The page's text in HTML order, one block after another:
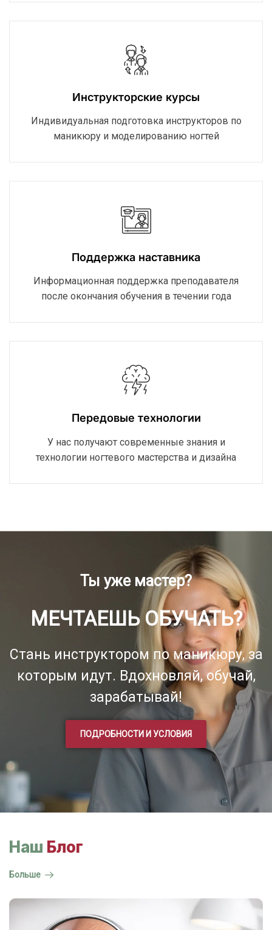
Инструкторские курсы
Индивидуальная подготовка инструкторов по
маникюру и моделированию ногтей
Поддержка наставника
Информационная поддержка преподавателя
после окончания обучения в течении года
Передовые технологии
У нас получают современные знания и
технологии ногтевого мастерства и дизайна
Ты уже мастер?
МЕЧТАЕШЬ ОБУЧАТЬ?
Стань инструктором по маникюру, за
которым идут. Вдохновляй, обучай,
зарабатывай!
ПОДРОБНОСТИ И УСЛОВИЯ
Наш Блог
Больше